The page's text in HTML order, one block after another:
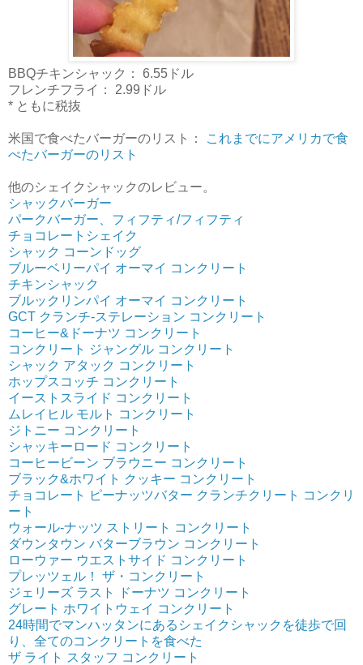
BBQチキンシャック： 6.55ドル
フレンチフライ： 2.99ドル
* ともに税抜
米国で食べたバーガーのリスト：
これまでにアメリカで食
べたバーガーのリスト
他のシェイクシャックのレビュー。
シャックバーガー
パークバーガー、フィフティ/フィフティ
チョコレートシェイク
シャック コーンドッグ
ブルーベリーパイ オーマイ コンクリート
チキンシャック
ブルックリンパイ オーマイ コンクリート
GCT クランチ-ステレーション コンクリート
コーヒー&ドーナツ コンクリート
コンクリート ジャングル コンクリート
シャック アタック コンクリート
ホップスコッチ コンクリート
イーストスライド コンクリート
ムレイヒル モルト コンクリート
ジトニー コンクリート
シャッキーロード コンクリート
コーヒービーン ブラウニー コンクリート
ブラック&ホワイト クッキー コンクリート
チョコレート ピーナッツバター クランチクリート コンクリ
ート
ウォール-ナッツ ストリート コンクリート
ダウンタウン バターブラウン コンクリート
ローウァー ウエストサイド コンクリート
プレッツェル！ ザ・コンクリート
ジェリーズ ラスト ドーナツ コンクリート
グレート ホワイトウェイ コンクリート
24時間でマンハッタンにあるシェイクシャックを徒歩で回
り、全てのコンクリートを食べた
ザ ライト スタッフ コンクリート